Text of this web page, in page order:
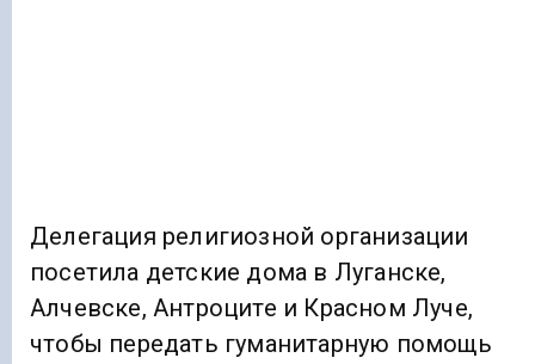
Делегация религиозной организации
посетила детские дома в Луганске,
Алчевске, Антроците и Красном Луче,
чтобы передать гуманитарную помощь